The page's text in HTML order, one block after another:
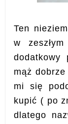
Ten
w
dodatkowy
mąż
mi się
kupić ( po
dlatego